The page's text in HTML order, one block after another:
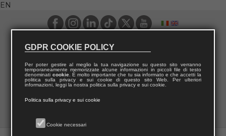
EN
GDPR COOKIE POLICY
Per poter gestire al meglio la tua navigazione su questo sito verranno
temporaneamente memorizzate alcune informazioni in piccoli file di testo
denominati cookie. È molto importante che tu sia informato e che accetti la
politica sulla privacy e sui cookie di questo sito Web. Per ulteriori
informazioni, leggi la nostra politica sulla privacy e sui cookie.
Politica sulla privacy e sui cookie
Cookie necessari